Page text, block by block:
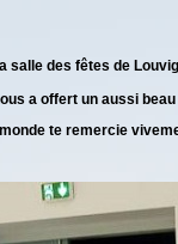
salle des fêtes de
a offert un aussi
te remercie